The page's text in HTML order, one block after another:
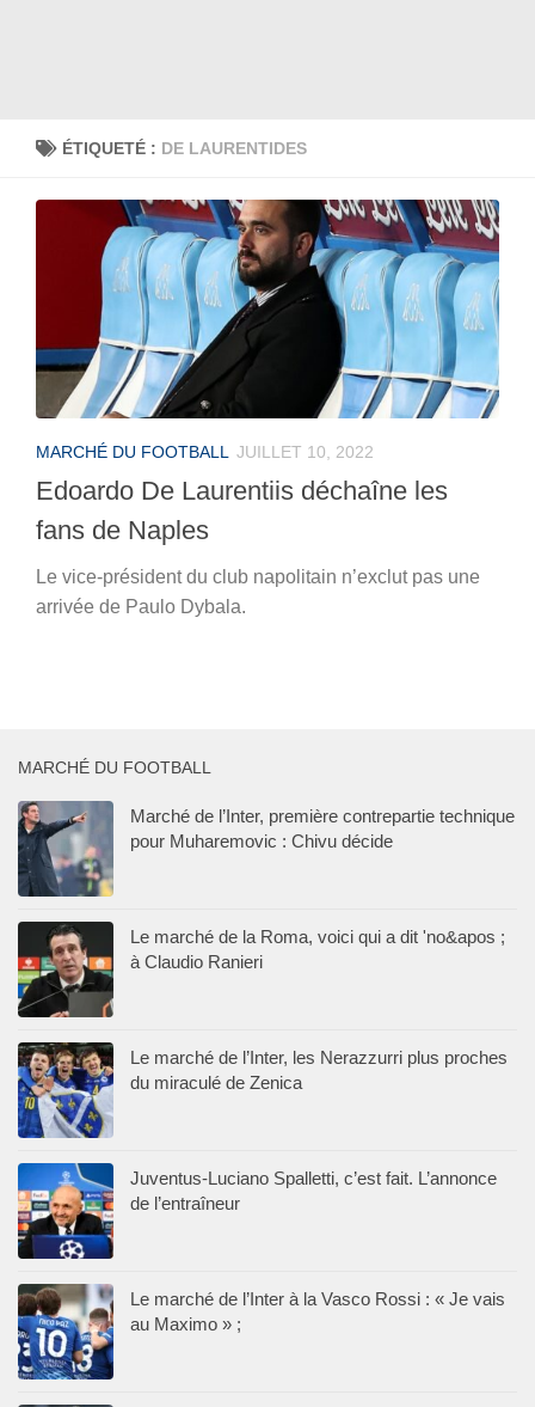
ÉTIQUETÉ : DE LAURENTIDES
MARCHÉ DU FOOTBALL JUILLET 10, 2022
Edoardo De Laurentiis déchaîne les
fans de Naples
Le vice-président du club napolitain n’exclut pas une
arrivée de Paulo Dybala.
MARCHÉ DU FOOTBALL
Marché de l’Inter, première contrepartie technique
pour Muharemovic : Chivu décide
Le marché de la Roma, voici qui a dit 'no&apos ;
à Claudio Ranieri
Le marché de l’Inter, les Nerazzurri plus proches
du miraculé de Zenica
Juventus-Luciano Spalletti, c’est fait. L’annonce
de l’entraîneur
Le marché de l’Inter à la Vasco Rossi : « Je vais
au Maximo » ;